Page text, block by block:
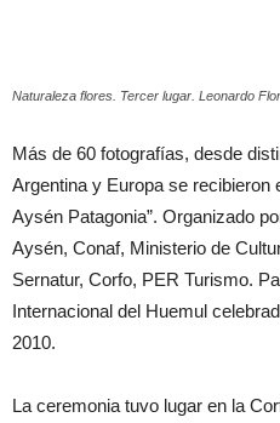
Naturaleza flores. Tercer lugar. Leonardo
Más de 60 fotografías, desde
Argentina y Europa se recibieron
Aysén Patagonia”. Organizado
Aysén, Conaf, Ministerio de
Sernatur, Corfo, PER Turismo.
Internacional del Huemul
2010.
La ceremonia tuvo lugar en la